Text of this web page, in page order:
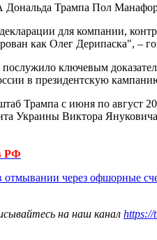
Трампа Пол
для компании,
как Олег Дерипаска", –
ключевым
в президентскую
Трампа с июня по август
Украины Виктора
РФ
через офшорные
на наш канал https://